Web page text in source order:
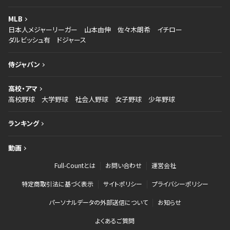
MLB
日本人メジャーリーガー
山本由伸 佐々木朗希
イチロー
ダルビッシュ有
ドジャース
侍ジャパン
高校・アマ
高校野球
大学野球 社会人野球 女子野球 少年野球
ランキング
動画
Full-Countとは お問い合わせ 運営会社
特定商取引法に基づく表示 サイトポリシー プライバシーポリシー
パーソナルデータの外部送信について お知らせ
よくあるご質問